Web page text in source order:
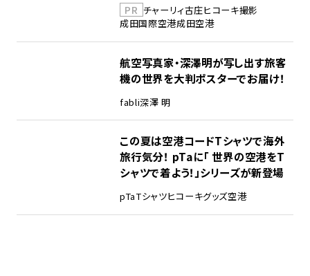
PR チャーリィ古庄ヒコーキ撮影
成田国際空港成田空港
航空写真家・深澤明が写し出す旅客
機の世界を大判ポスターでお届け！
fabli深澤 明
この夏は空港コードTシャツで海外
旅行気分！ pTaに「 世界の空港をT
シャツで着よう！」シリーズが新登場
pTaTシャツヒコーキグッズ空港